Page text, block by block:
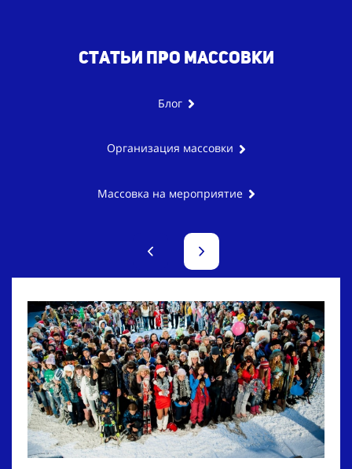
Статьи про массовки
Блог
Организация массовки
Массовка на мероприятие